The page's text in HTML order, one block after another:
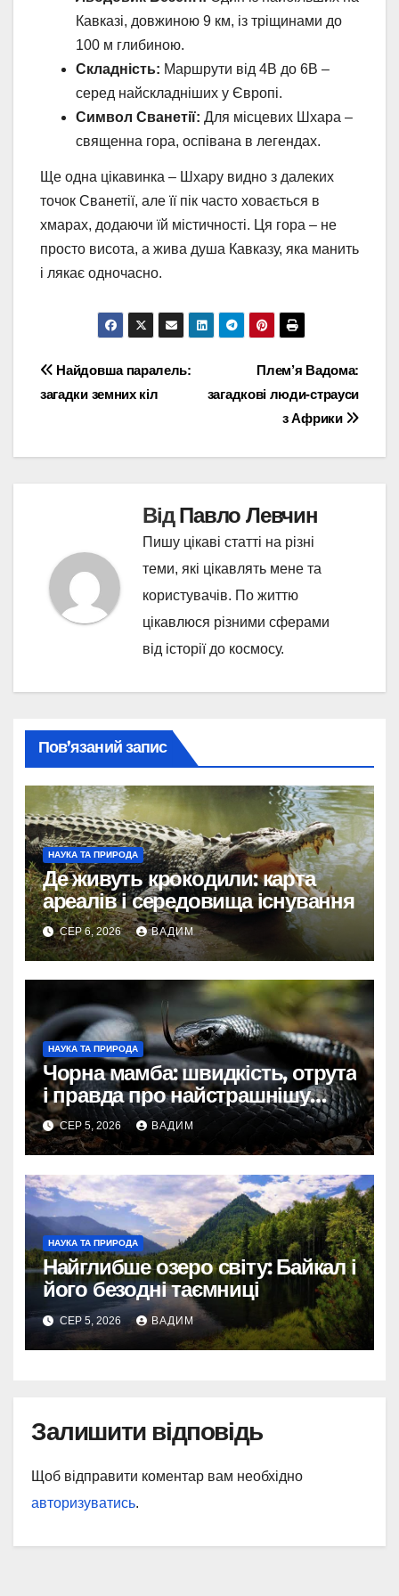
Кавказі, довжиною 9 км, із тріщинами до
100 м глибиною.
Складність: Маршрути від 4B до 6B –
серед найскладніших у Європі.
Символ Сванетії: Для місцевих Шхара –
священна гора, оспівана в легендах.
Ще одна цікавинка – Шхару видно з далеких
точок Сванетії, але її пік часто ховається в
хмарах, додаючи їй містичності. Ця гора – не
просто висота, а жива душа Кавказу, яка манить
і лякає одночасно.
Навігація
записів
Плем’я Вадома:
загадкові люди-страуси
з Африки
Найдовша паралель:
загадки земних кіл
ВідПавло Левчин
Пишу цікаві статті на різні
теми, які цікавлять мене та
користувачів. По життю
цікавлюся різними сферами
від історії до космосу.
Пов’язаний запис
НАУКА ТА ПРИРОДА
Де живуть крокодили: карта
ареалів і середовища існування
СЕР 6, 2026 ВАДИМ
НАУКА ТА ПРИРОДА
Чорна мамба: швидкість, отрута
і правда про найстрашнішу
змію Африки
СЕР 5, 2026 ВАДИМ
НАУКА ТА ПРИРОДА
Найглибше озеро світу: Байкал і
його безодні таємниці
СЕР 5, 2026 ВАДИМ
Залишити відповідь
Щоб відправити коментар вам необхідно
авторизуватись.